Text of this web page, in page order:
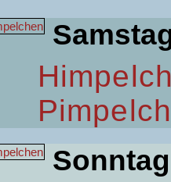
Sonntag